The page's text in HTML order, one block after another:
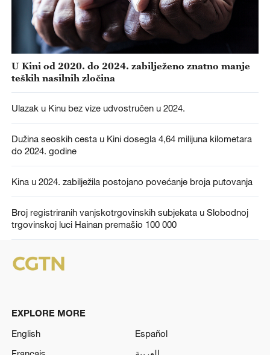
U Kini od 2020. do 2024. zabilježeno znatno manje
teških nasilnih zločina
Ulazak u Kinu bez vize udvostručen u 2024.
Dužina seoskih cesta u Kini dosegla 4,64 milijuna kilometara
do 2024. godine
Kina u 2024. zabilježila postojano povećanje broja putovanja
Broj registriranih vanjskotrgovinskih subjekata u Slobodnoj
trgovinskoj luci Hainan premašio 100 000
EXPLORE MORE
English
Español